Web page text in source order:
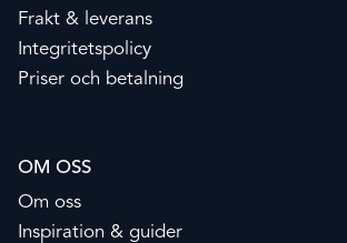
Frakt & leverans
Integritetspolicy
Priser och betalning
OM OSS
Om oss
Inspiration & guider